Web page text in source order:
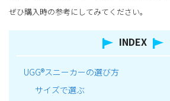
ぜひ購入時の参考にしてみてください。
INDEX
UGG®スニーカーの選び方
サイズで選ぶ